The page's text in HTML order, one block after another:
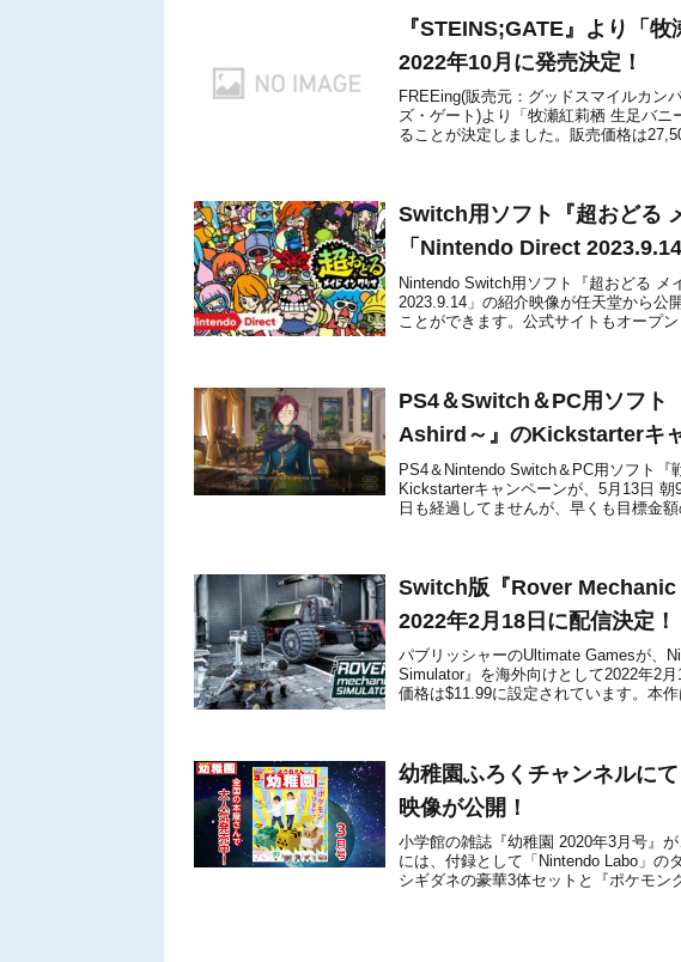
『STEINS;GATE』より「
2022年10月に発売決定！
FREEing(販売元：グッドスマイルカン
ズ・ゲート)より「牧瀬紅莉栖 生足バ
ることが決定しました。販売価格は
Switch用ソフト『超おどる
「Nintendo Direct
Nintendo Switch用ソフト『超おどる メ
2023.9.14」の紹介映像が任天堂から公
ことができます。公式サイトもオープ
PS4＆Switch＆PC用ソフト
Ashird～』のKickstarterキ
PS4＆Nintendo Switch＆PC用ソフト
Kickstarterキャンペーンが、5月13日
日も経過してませんが、早くも目標金
Switch版『Rover
2022年2月18日に配信決定！
パブリッシャーのUltimate Gamesが、
Simulator』を海外向けとして2022年2
価格は$11.99に設定されています。本
幼稚園ふろくチャンネルに
映像が公開！
小学館の雑誌『幼稚園 2020年3月号』
には、付録として「Nintendo Labo」の
シギダネの豪華3体セットと『ポケモン